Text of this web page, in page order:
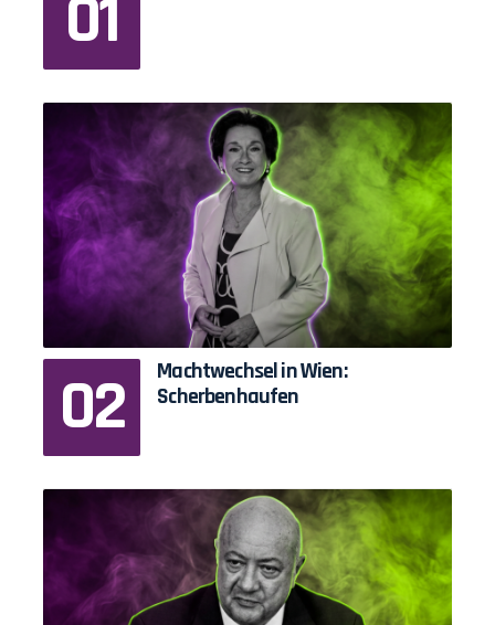
Machtwechsel in Wien:
Scherbenhaufen